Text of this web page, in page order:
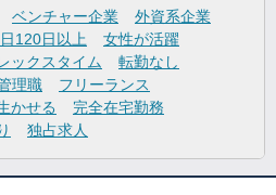
ベンチャー企業
外資系企業
120日以上
女性が活躍
ックスタイム
転勤なし
理職
フリーランス
かせる
完全在宅勤務
独占求人